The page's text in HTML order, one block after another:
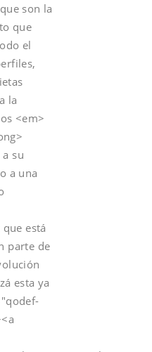
son la
que
el
la
<em>
su
a una
está
parte de
esta ya